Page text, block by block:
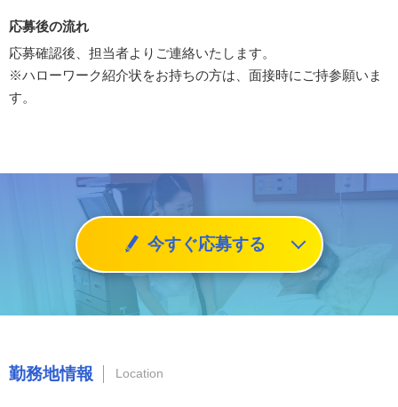
応募後の流れ
応募確認後、担当者よりご連絡いたします。
※ハローワーク紹介状をお持ちの方は、面接時にご持参願いま
す。
今すぐ応募する
勤務地情報 Location